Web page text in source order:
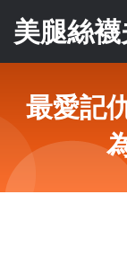
美腿絲
最愛記